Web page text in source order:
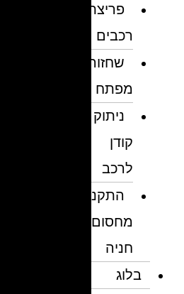
פריצת
רכבים
שחזור
מפתח
ניתוק
לרכב
התקנת
מחסום
חניה
בלוג